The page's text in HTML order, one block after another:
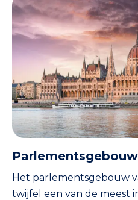
het biedt een scala aan
voor alle leeftijden. Het
geschiedenis, die
Het werd officiee
Parlementsgebouw
Het parlementsgebouw
twijfel een van de meest